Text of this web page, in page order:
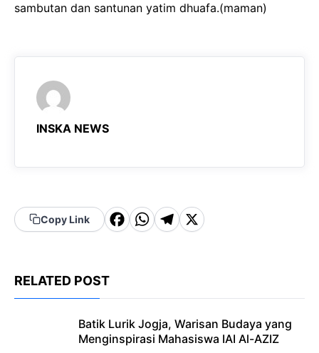
sambutan dan santunan yatim dhuafa.(maman)
INSKA NEWS
Copy Link
F
o
W
A
T
a
X
RELATED POST
Batik Lurik Jogja, Warisan Budaya yang
Menginspirasi Mahasiswa IAI Al-AZIZ